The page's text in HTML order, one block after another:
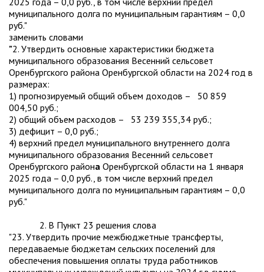
муниципального долга по муниципальным гарантиям – 0,0
руб."
заменить словами
"2. Утвердить основные характеристики бюджета
муниципального образования Весенний сельсовет
Оренбургского района Оренбургской области на 2024 год в
размерах:
1) прогнозируемый общий объем доходов – 50 859
004,50 руб.;
2) общий объем расходов – 53 239 355,34 руб.;
3) дефицит – 0,0 руб.;
4) верхний предел муниципального внутреннего долга
муниципального образования Весенний сельсовет
Оренбургского района Оренбургской области на 1 января
2025 года – 0,0 руб., в том числе верхний предел
муниципального долга по муниципальным гарантиям – 0,0
руб."
2. В Пункт 23 решения слова
"23. Утвердить прочие межбюджетные трансферты,
передаваемые бюджетам сельских поселений для
обеспечения повышения оплаты труда работников